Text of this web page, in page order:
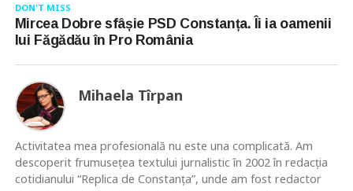
DON'T MISS
Mircea Dobre sfâșie PSD Constanța. Îi ia oamenii
lui Făgădău în Pro România
Mihaela Tîrpan
Activitatea mea profesională nu este una complicată. Am
descoperit frumusețea textului jurnalistic în 2002 în redacția
cotidianului “Replica de Constanța”, unde am fost redactor